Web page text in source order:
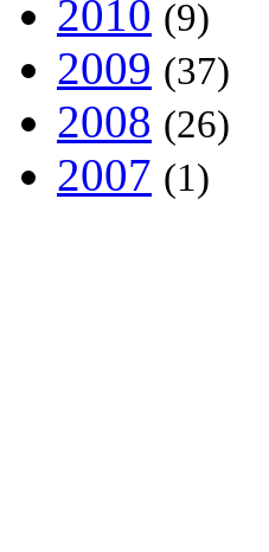
2010 (9)
2009 (37)
2008 (26)
2007 (1)